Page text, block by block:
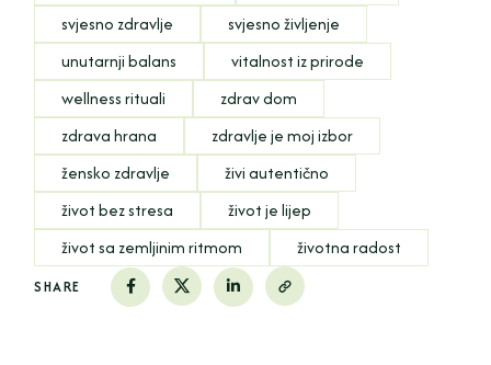
svjesno zdravlje
svjesno življenje
unutarnji balans
vitalnost iz prirode
wellness rituali
zdrav dom
zdrava hrana
zdravlje je moj izbor
žensko zdravlje
živi autentično
život bez stresa
život je lijep
život sa zemljinim ritmom
životna radost
SHARE